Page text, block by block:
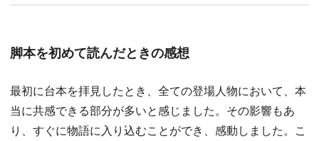
脚本を初めて読んだときの感想
最初に台本を拝見したとき、全ての登場人物において、本
当に共感できる部分が多いと感じました。その影響もあ
り、すぐに物語に入り込むことができ、感動しました。こ